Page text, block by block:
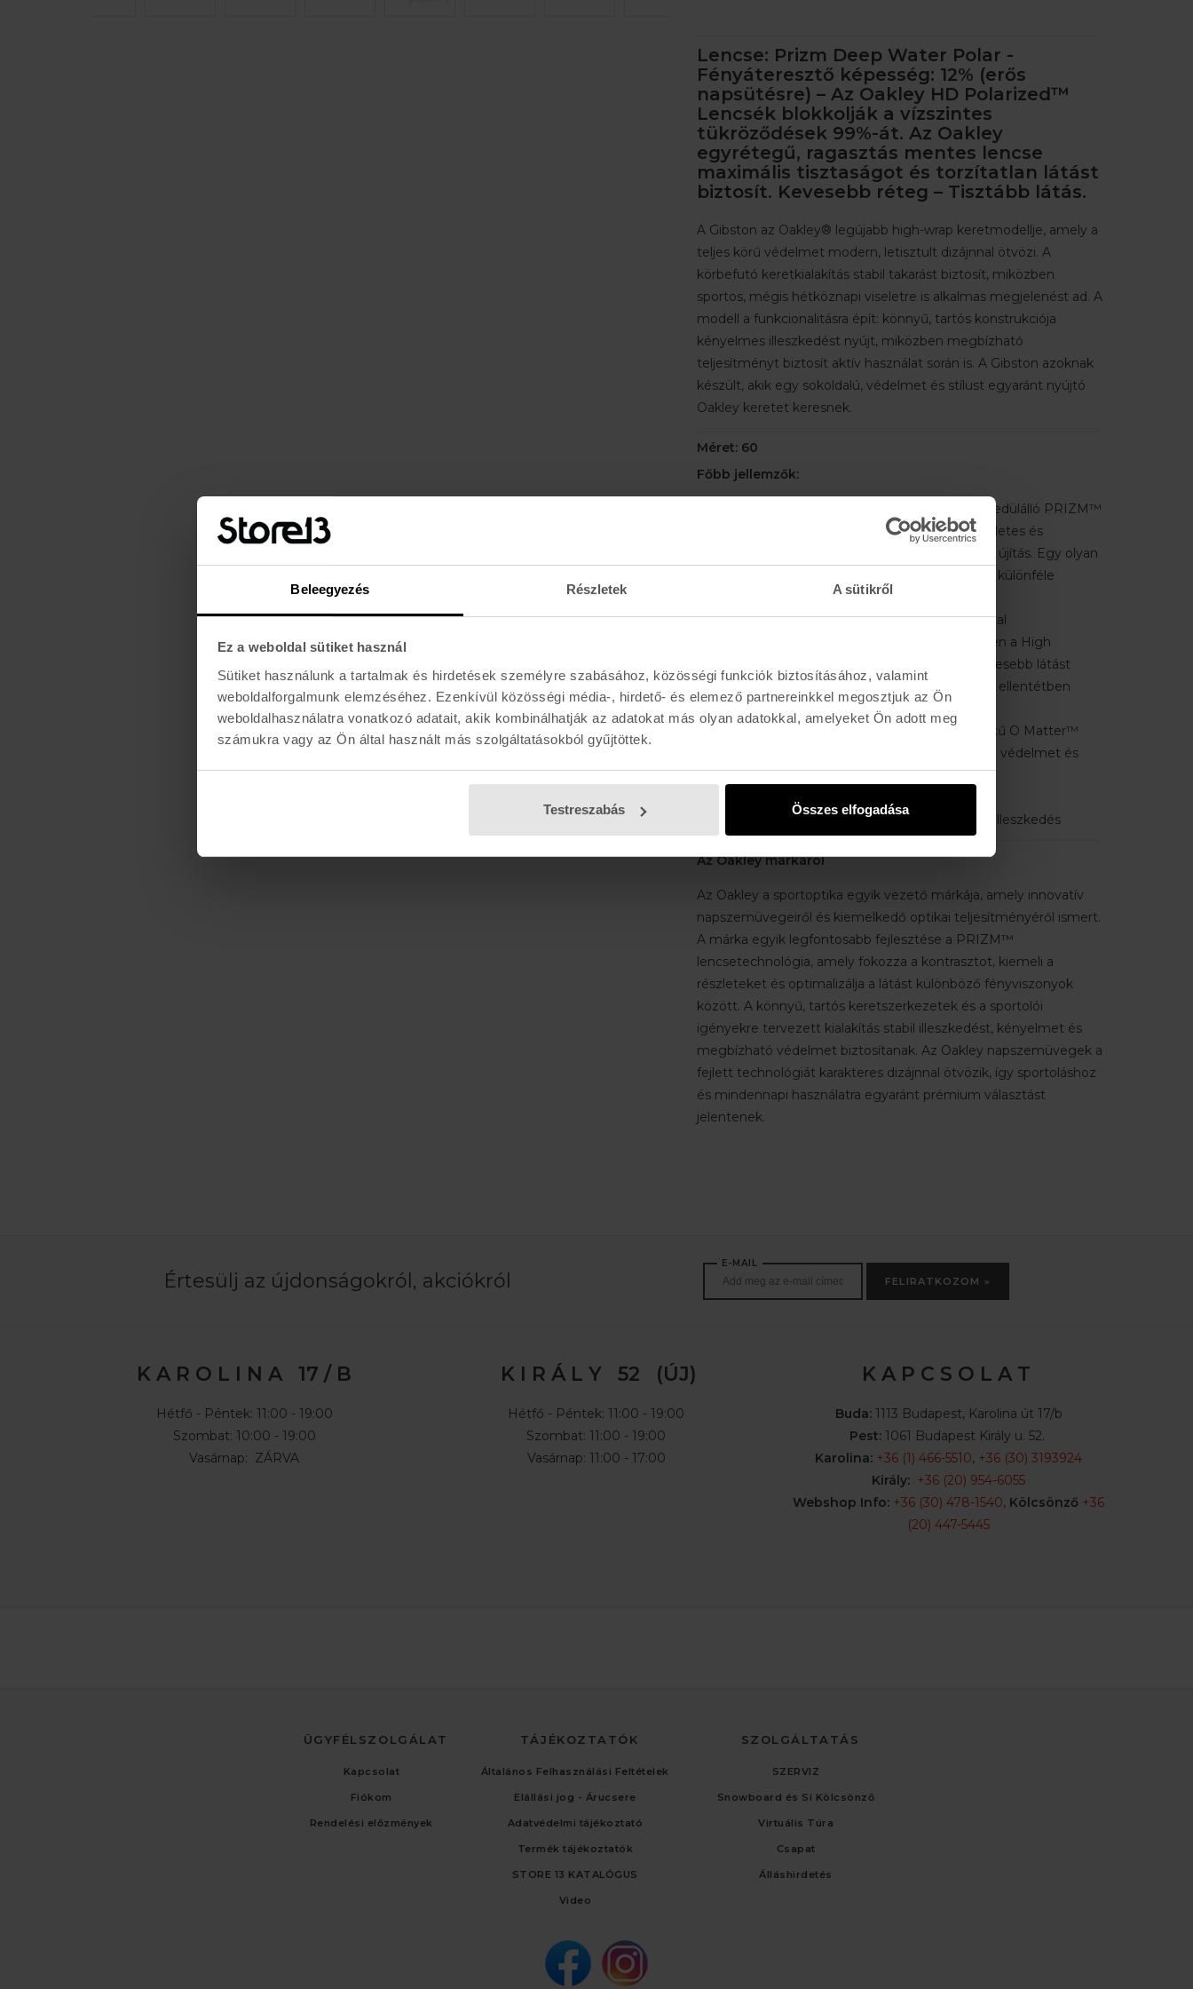
Beleegyezés Részletek A sütikről
Ez a weboldal sütiket használ
Sütiket használunk a tartalmak és hirdetések személyre szabásához, közösségi funkciók biztosításához, valamint
weboldalforgalmunk elemzéséhez. Ezenkívül közösségi média-, hirdető- és elemező partnereinkkel megosztjuk az Ön
weboldalhasználatra vonatkozó adatait, akik kombinálhatják az adatokat más olyan adatokkal, amelyeket Ön adott meg
számukra vagy az Ön által használt más szolgáltatásokból gyűjtöttek.
Testreszabás Összes elfogadása
Lencse: Prizm Deep Water Polar -
Fényáteresztő képesség: 12% (erős
napsütésre) – Az Oakley HD Polarized™
Lencsék blokkolják a vízszintes
tükröződések 99%-át. Az Oakley
egyrétegű, ragasztás mentes lencse
maximális tisztaságot és torzítatlan látást
biztosít. Kevesebb réteg – Tisztább látás.
A Gibston az Oakley® legújabb high-wrap keretmodellje, amely a
teljes körű védelmet modern, letisztult dizájnnal ötvözi. A
körbefutó keretkialakítás stabil takarást biztosít, miközben
sportos, mégis hétköznapi viseletre is alkalmas megjelenést ad. A
modell a funkcionalitásra épít: könnyű, tartós konstrukciója
kényelmes illeszkedést nyújt, miközben megbízható
teljesítményt biztosít aktív használat során is. A Gibston azoknak
készült, akik egy sokoldalú, védelmet és stílust egyaránt nyújtó
Oakley keretet keresnek.
Méret: 60
Főbb jellemzők:
Az egyedülálló PRIZM™
minden sporthoz és minden környezetben tökéletes és
kontrasztos vizuális élményt nyújt. Ez egy valódi újítás. Egy olyan
technológia, amely tökéletesen alkalmazkodik a különféle
környezeti viszonyokhoz.
Oakley High Definition Optics® –Az Oakley által
szabadalmaztatott technológiának köszönhetően a High
Definition Optics® (HDO®) lencse tisztább és élesebb látást
biztosít, és a többi ívelt vonalú napszemüveggel ellentétben
torzításmentes látást tesz lehetővé
Könnyű O Matter™ keret –
A könnyű szerkezetű O Matter™
keret elnyűhetetlen és rugalmas, valamint kiváló védelmet és
kényelmet biztosít.
Egész napos kényelmet biztosító ergonomikus illeszkedés
Az Oakley márkáról
Az Oakley a sportoptika egyik vezető márkája, amely innovatív
napszemüvegeiről és kiemelkedő optikai teljesítményéről ismert.
A márka egyik legfontosabb fejlesztése a PRIZM™
lencsetechnológia, amely fokozza a kontrasztot, kiemeli a
részleteket és optimalizálja a látást különböző fényviszonyok
között. A könnyű, tartós keretszerkezetek és a sportolói
igényekre tervezett kialakítás stabil illeszkedést, kényelmet és
megbízható védelmet biztosítanak. Az Oakley napszemüvegek a
fejlett technológiát karakteres dizájnnal ötvözik, így sportoláshoz
és mindennapi használatra egyaránt prémium választást
jelentenek.
Értesülj az újdonságokról, akciókról
E-MAIL
FELIRATKOZOM »
K A R O L I N A 17 / B
Hétfő - Péntek: 11:00 - 19:00
Szombat: 10:00 - 19:00
Vasárnap: ZÁRVA
K I R Á L Y 52 (ÚJ)
Hétfő - Péntek: 11:00 - 19:00
Szombat: 11:00 - 19:00
Vasárnap: 11:00 - 17:00
K A P C S O L A T
Buda:1113 Budapest, Karolina út 17/b
Pest:1061 Budapest Király u. 52.
Karolina: +36 (1) 466-5510, +36 (30) 3193924
Király: +36 (20) 954-6055
Webshop Info: +36 (30) 478-1540, Kölcsönző +36
(20) 447-5445
ÜGYFÉLSZOLGÁLAT
Kapcsolat
Fiókom
Rendelési előzmények
TÁJÉKOZTATÓK
Általános Felhasználási Feltételek
Elállási jog - Árucsere
Adatvédelmi tájékoztató
Termék tájékoztatók
STORE 13 KATALÓGUS
Video
SZOLGÁLTATÁS
SZERVIZ
Snowboard és Sí Kölcsönző
Virtuális Túra
Csapat
Álláshirdetés